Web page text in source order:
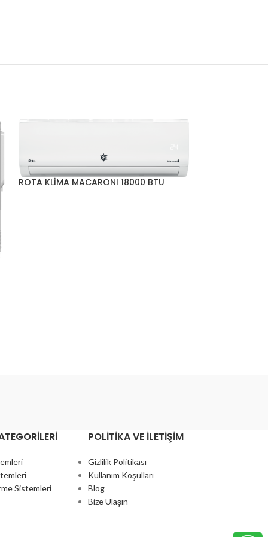
ROTA KLİMA MACARONI 18000 BTU
Sistemleri
POLITIKA VE İLETIŞIM
Gizlilik Politikası
Kullanım Koşulları
Blog
Bize Ulaşın